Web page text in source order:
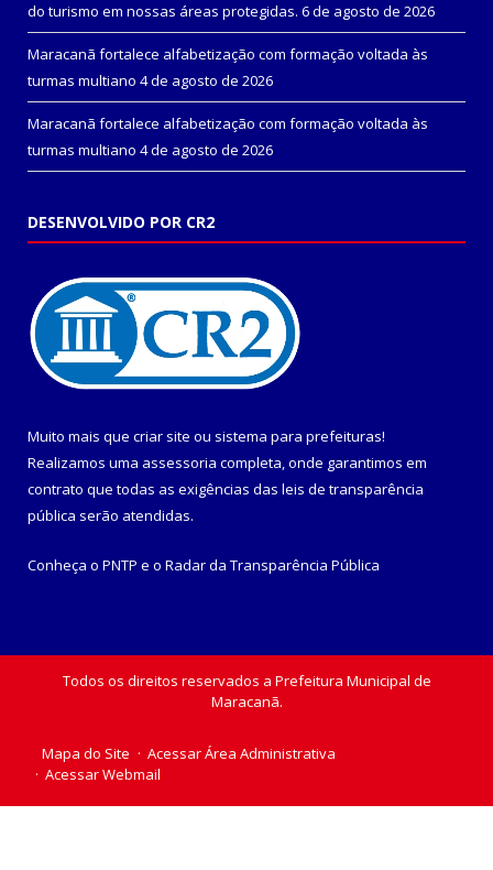
do turismo em nossas áreas protegidas. 6 de agosto de 2026
Maracanã fortalece alfabetização com formação voltada às
turmas multiano 4 de agosto de 2026
Maracanã fortalece alfabetização com formação voltada às
turmas multiano 4 de agosto de 2026
DESENVOLVIDO POR CR2
Muito mais que criar site ou sistema para prefeituras!
Realizamos uma assessoria completa, onde garantimos em
contrato que todas as exigências das leis de transparência
pública serão atendidas.
Conheça o PNTP e o Radar da Transparência Pública
Todos os direitos reservados a Prefeitura Municipal de
Maracanã.
Mapa do Site
Acessar Área Administrativa
Acessar Webmail